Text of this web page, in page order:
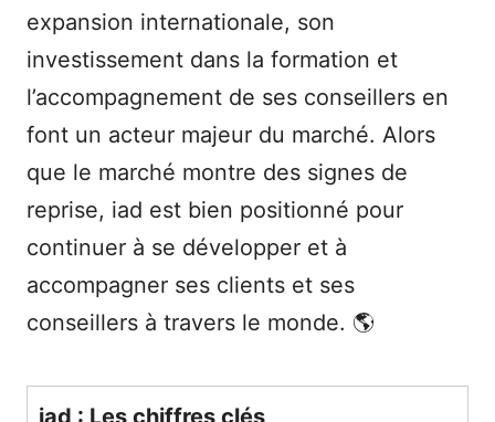
expansion internationale, son
investissement dans la formation et
l’accompagnement de ses conseillers en
font un acteur majeur du marché. Alors
que le marché montre des signes de
reprise, iad est bien positionné pour
continuer à se développer et à
accompagner ses clients et ses
conseillers à travers le monde. 🌎
iad : Les chiffres clés